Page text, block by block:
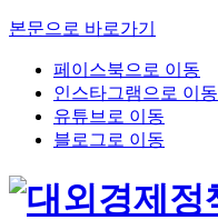
본문으로 바로가기
페이스북으로 이동
인스타그램으로 이동
유튜브로 이동
블로그로 이동